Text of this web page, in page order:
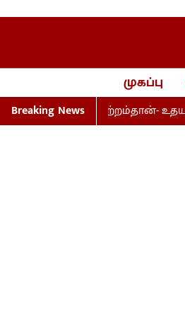
முகப்பு
Breaking News உதயநிதி